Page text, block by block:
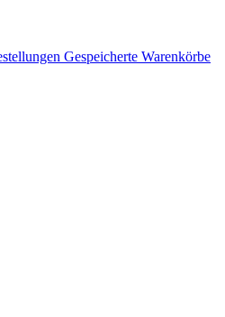
Gespeicherte Warenkörbe